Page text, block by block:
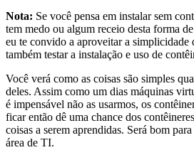
Nota: Se você pensa em instalar sem
tem medo ou algum receio desta forma
eu te convido a aproveitar a
também testar a instalação e uso de
Você verá como as coisas são simples
deles. Assim como um dias máquinas
é impensável não as usarmos, os
ficar então dê uma chance dos
coisas a serem aprendidas. Será bom
área de TI.